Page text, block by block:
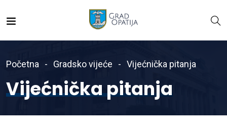
Početna Gradsko vijeće Vijećnička pitanja
Vijećnička pitanja